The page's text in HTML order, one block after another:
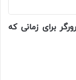
برای زمانی که